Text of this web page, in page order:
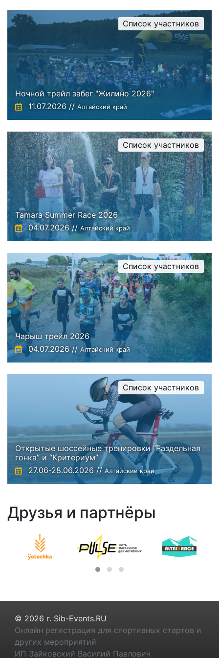
Ночной трейл забег "Жилино 2026"
11.07.2026 // Алтайский край
Список участников
Tamara Summer Race 2026
04.07.2026 // Алтайский край
Список участников
Чарыш трейл 2026
04.07.2026 // Алтайский край
Список участников
Открытые шоссейные тренировки “Раздельная
гонка” и “Критериум”
27.06-28.06.2026 // Алтайский край
Список участников
Друзья и партнёры
© 2026 г. Sib-Events.RU
Онлайн регистрация для спортивных стартов и
других мероприятий
ИП Зайковский Василий Павлович